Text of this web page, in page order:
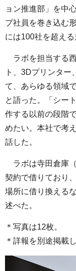
ョン推進部」を中
プ社員を巻き込む
には100社を超える
ラボを担当する
ト、3Dプリンター
て、あらゆる領域
と語った。「シー
作する以前の段階
めたい。本社で考
話した。
ラボは寺田倉庫
契約で借りており
場所に借り換える
述べた。
＊写真は12枚。
＊詳報を別途掲載